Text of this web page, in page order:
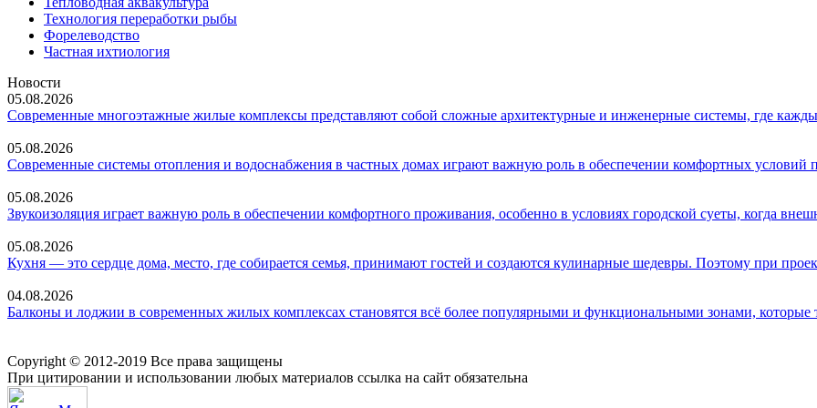
Технология переработки рыбы
Форелеводство
Частная ихтиология
Новости
05.08.2026
Современные многоэтажные жилые комплексы представляют собой сложные архитектурные и инженерные системы, где
05.08.2026
Современные системы отопления и водоснабжения в частных домах играют важную роль в обеспечении комфортных условий
05.08.2026
Звукоизоляция играет важную роль в обеспечении комфортного проживания, особенно в условиях городской суеты, когда
05.08.2026
Кухня — это сердце дома, место, где собирается семья, принимают гостей и создаются кулинарные шедевры. Поэтому при
04.08.2026
Балконы и лоджии в современных жилых комплексах становятся всё более популярными и функциональными зонами, которые
Copyright © 2012-2019 Все права защищены
При цитировании и использовании любых материалов ссылка на сайт обязательна